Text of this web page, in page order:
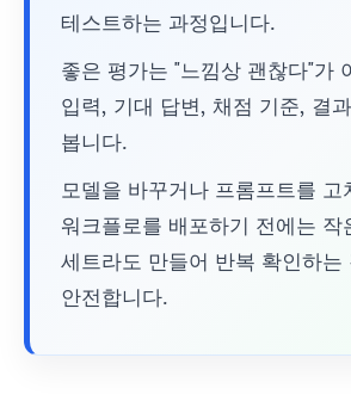
테스트하는 과정입니다.
좋은 평가는 "느낌상 괜찮다"가
입력, 기대 답변, 채점 기준, 결
봅니다.
모델을 바꾸거나 프롬프트를 고
워크플로를 배포하기 전에는 작
세트라도 만들어 반복 확인하는
안전합니다.